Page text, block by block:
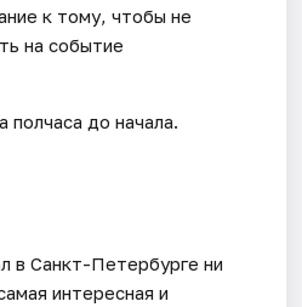
к тому, чтобы не
на событие
до начала.
в Санкт-Петербурге ни
интересная и